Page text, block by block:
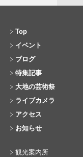
Top
イベント
ブログ
特集記事
大地の芸術祭
ライブカメラ
アクセス
お知らせ
観光案内所